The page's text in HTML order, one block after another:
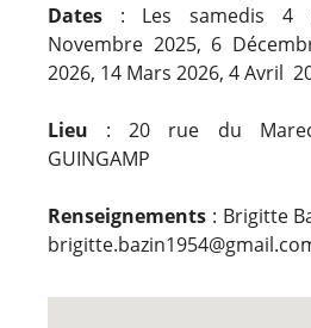
Dates : Les samedis 4
Novembre 2025, 6
2026, 14 Mars 2026, 4 Avril
Lieu : 20 rue du
GUINGAMP
Renseignements : Brigitte